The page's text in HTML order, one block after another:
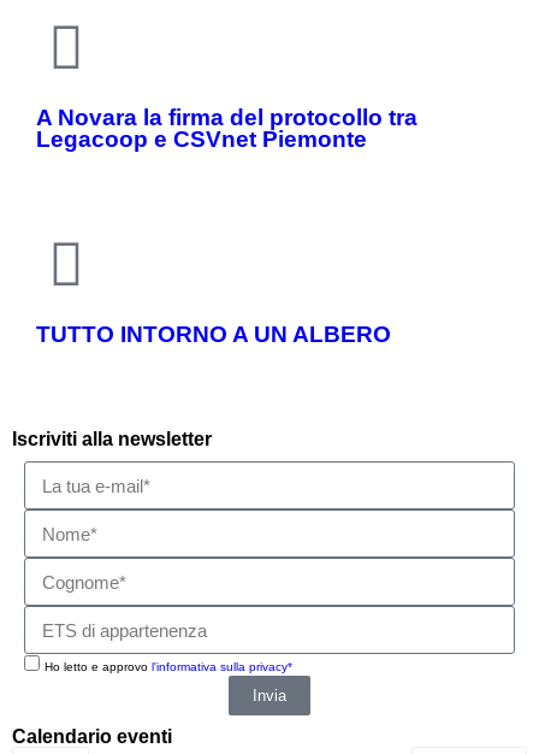
A Novara la firma del protocollo tra
Legacoop e CSVnet Piemonte
TUTTO INTORNO A UN ALBERO
Iscriviti alla newsletter
Ho letto e approvo l'informativa sulla privacy*
Invia
Calendario eventi